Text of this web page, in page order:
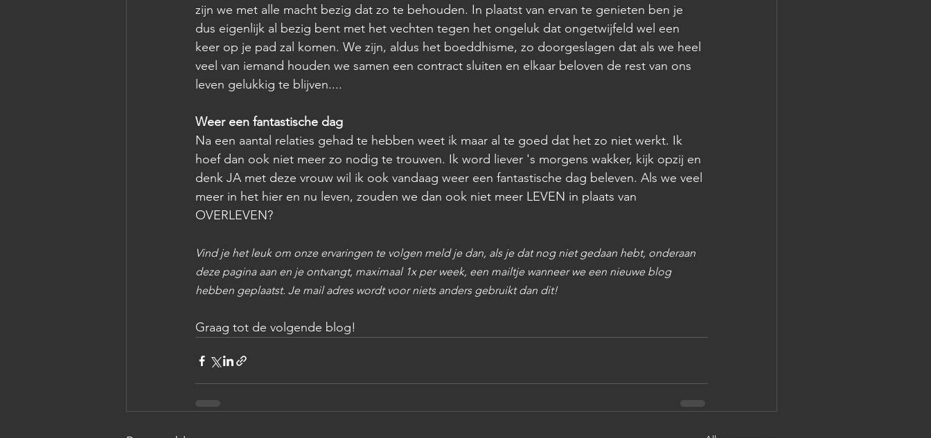
zijn we met alle macht bezig dat zo te behouden. In plaatst van ervan te genieten ben je
dus eigenlijk al bezig bent met het vechten tegen het ongeluk dat ongetwijfeld wel een
keer op je pad zal komen. We zijn, aldus het boeddhisme, zo doorgeslagen dat als we heel
veel van iemand houden we samen een contract sluiten en elkaar beloven de rest van ons
leven gelukkig te blijven....
Weer een fantastische dag
Na een aantal relaties gehad te hebben weet ik maar al te goed dat het zo niet werkt. Ik
hoef dan ook niet meer zo nodig te trouwen. Ik word liever 's morgens wakker, kijk opzij en
denk JA met deze vrouw wil ik ook vandaag weer een fantastische dag beleven. Als we veel
meer in het hier en nu leven, zouden we dan ook niet meer LEVEN in plaats van
OVERLEVEN?
Vind je het leuk om onze ervaringen te volgen meld je dan, als je dat nog niet gedaan hebt, onderaan
deze pagina aan en je ontvangt, maximaal 1x per week, een mailtje wanneer we een nieuwe blog
hebben geplaatst. Je mail adres wordt voor niets anders gebruikt dan dit!
Graag tot de volgende blog!